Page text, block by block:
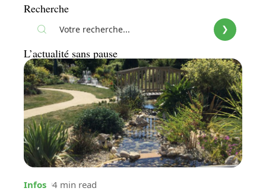
Recherche
L’actualité sans pause
Infos 4 min read